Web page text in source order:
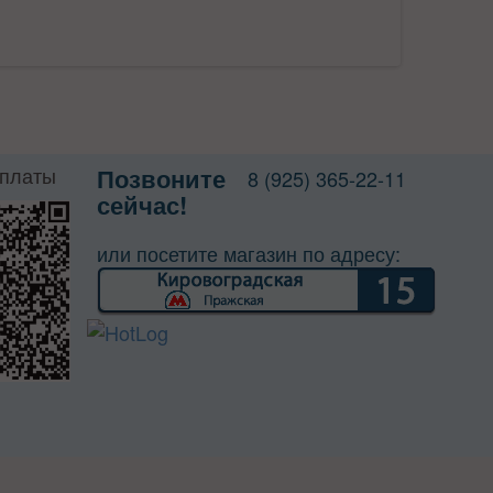
Позвоните
сейчас!
8 (925) 365-22-11
или посетите магазин по адресу: